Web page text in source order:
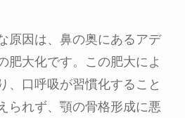
原因は、鼻の奥にあるアデ
肥大化です。この肥大によ
、口呼吸が習慣化すること
られず、顎の骨格形成に悪